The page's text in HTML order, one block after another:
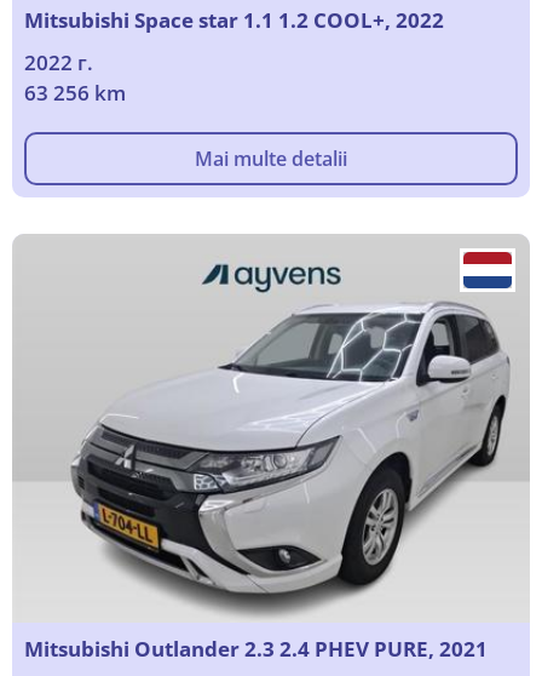
Mitsubishi Space star 1.1 1.2 COOL+, 2022
2022 г.
63 256 km
Mai multe detalii
Mitsubishi Outlander 2.3 2.4 PHEV PURE, 2021